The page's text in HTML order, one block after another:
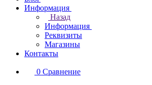
Информация
Назад
Информация
Реквизиты
Магазины
Контакты
0 Сравнение